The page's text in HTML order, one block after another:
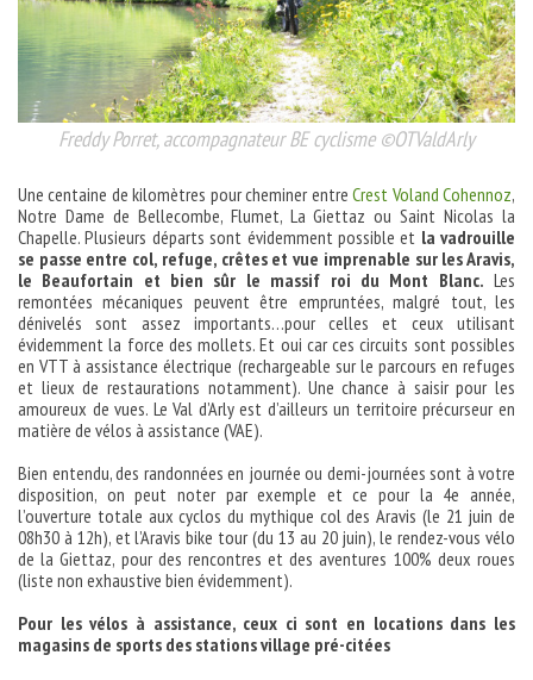
Freddy Porret, accompagnateur BE cyclisme ©OTValdArly
Une centaine de kilomètres pour cheminer entreCrest Voland Cohennoz,
Notre Dame de Bellecombe, Flumet, La Giettaz ou Saint Nicolas la
Chapelle. Plusieurs départs sont évidemment possible et la vadrouille
se passe entre col, refuge, crêtes et vue imprenable sur les Aravis,
le Beaufortain et bien sûr le massif roi du Mont Blanc. Les
remontées mécaniques peuvent être empruntées, malgré tout, les
dénivelés sont assez importants…pour celles et ceux utilisant
évidemment la force des mollets. Et oui car ces circuits sont possibles
en VTT à assistance électrique (rechargeable sur le parcours en refuges
et lieux de restaurations notamment). Une chance à saisir pour les
amoureux de vues. Le Val d’Arly est d’ailleurs un territoire précurseur en
matière de vélos à assistance (VAE).
Bien entendu, des randonnées en journée ou demi-journées sont à votre
disposition, on peut noter par exemple et ce pour la 4e année,
l’ouverture totale aux cyclos du mythique col des Aravis (le 21 juin de
08h30 à 12h), et l’Aravis bike tour (du 13 au 20 juin), le rendez-vous vélo
de la Giettaz, pour des rencontres et des aventures 100% deux roues
(liste non exhaustive bien évidemment).
Pour les vélos à assistance, ceux ci sont en locations dans les
magasins de sports des stations village pré-citées